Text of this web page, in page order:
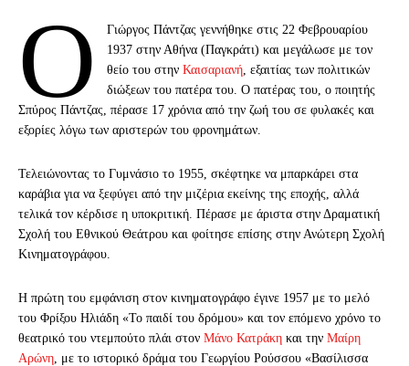
Ο
Γιώργος Πάντζας γεννήθηκε στις 22 Φεβρουαρίου
1937 στην Αθήνα (Παγκράτι) και μεγάλωσε με τον
θείο του στην Καισαριανή, εξαιτίας των πολιτικών
διώξεων του πατέρα του. Ο πατέρας του, ο ποιητής
Σπύρος Πάντζας, πέρασε 17 χρόνια από την ζωή του σε φυλακές και
εξορίες λόγω των αριστερών του φρονημάτων.
Τελειώνοντας το Γυμνάσιο το 1955, σκέφτηκε να μπαρκάρει στα
καράβια για να ξεφύγει από την μιζέρια εκείνης της εποχής, αλλά
τελικά τον κέρδισε η υποκριτική. Πέρασε με άριστα στην Δραματική
Σχολή του Εθνικού Θεάτρου και φοίτησε επίσης στην Ανώτερη Σχολή
Κινηματογράφου.
Η πρώτη του εμφάνιση στον κινηματογράφο έγινε 1957 με το μελό
του Φρίξου Ηλιάδη «Το παιδί του δρόμου» και τον επόμενο χρόνο το
θεατρικό του ντεμπούτο πλάι στον Μάνο Κατράκη και την Μαίρη
Αρώνη , με το ιστορικό δράμα του Γεωργίου Ρούσσου «Βασίλισσα